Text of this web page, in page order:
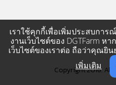
เราใช้คุกกี้เพื่อเพิ่มประสบกา
งานเว็บไซต์ของ DGTFarm ห
เว็บไซต์ของเราต่อ ถือว่าคุณยิ
เพิ่มเติม
Copyright 2016. All